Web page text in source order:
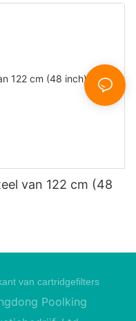
van 122 cm (48
van cartridgefilters
Poolking